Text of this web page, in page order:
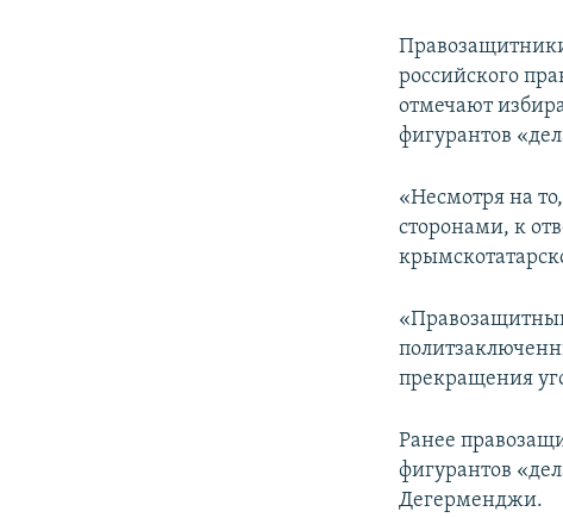
российского
отмечают
фигурантов
«Несмотря на
сторонами, к
прекращения
Ранее
фигурантов
Дегерменджи.